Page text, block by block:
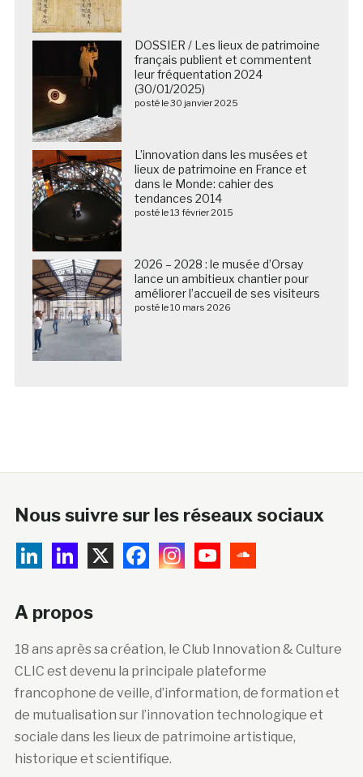
DOSSIER / Les lieux de patrimoine
français publient et commentent
leur fréquentation 2024
(30/01/2025)
posté le 30 janvier 2025
L’innovation dans les musées et
lieux de patrimoine en France et
dans le Monde: cahier des
tendances 2014
posté le 13 février 2015
2026 – 2028 : le musée d’Orsay
lance un ambitieux chantier pour
améliorer l’accueil de ses visiteurs
posté le 10 mars 2026
Nous suivre sur les réseaux sociaux
A propos
18 ans après sa création, le Club Innovation & Culture
CLIC est devenu la principale plateforme
francophone de veille, d’information, de formation et
de mutualisation sur l’innovation technologique et
sociale dans les lieux de patrimoine artistique,
historique et scientifique.